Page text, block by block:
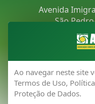
Ao navegar neste site
Termos de Uso,
Proteção de Dados.
Avenida
São
Todos os direitos